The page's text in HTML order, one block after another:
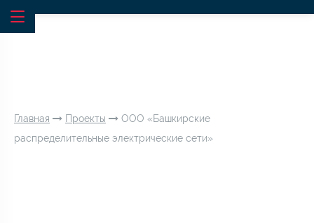
Главная Проекты
ООО «Башкирские
распределительные электрические сети»